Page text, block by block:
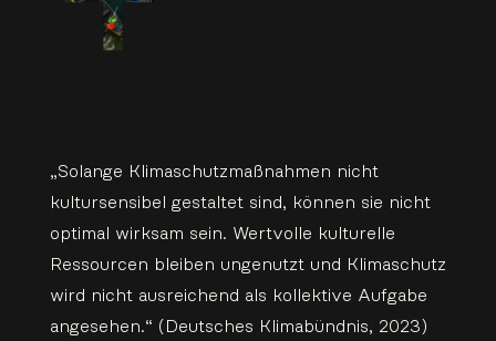
„Solange Klimaschutzmaßnahmen nicht
kultursensibel gestaltet sind, können sie nicht
optimal wirksam sein. Wertvolle kulturelle
Ressourcen bleiben ungenutzt und Klimaschutz
wird nicht ausreichend als kollektive Aufgabe
angesehen.“ (Deutsches Klimabündnis, 2023)